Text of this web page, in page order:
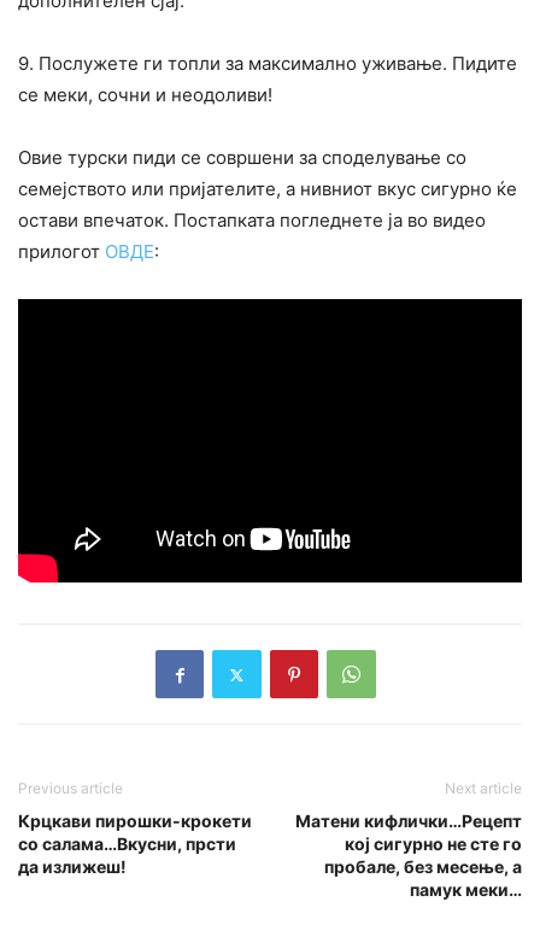
9. Послужете ги топли за максимално уживање. Пидите
се меки, сочни и неодоливи!
Овие турски пиди се совршени за споделување со
семејството или пријателите, а нивниот вкус сигурно ќе
остави впечаток. Постапката погледнете ја во видео
прилогот ОВДЕ:
Previous article
Крцкави пирошки-крокети
со салама…Вкусни, прсти
да излижеш!
Next article
Матени кифлички…Рецепт
кој сигурно не сте го
пробале, без месење, а
памук меки…